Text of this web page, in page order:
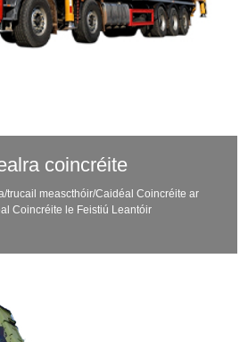
coincréite
trucail meascthóir/Caidéal Coincréite ar
Coincréite le Feistiú Leantóir